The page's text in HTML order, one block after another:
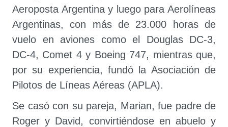
Aeroposta Argentina y luego para Aerolíneas
Argentinas, con más de 23.000 horas de
vuelo en aviones como el Douglas DC-3,
DC-4, Comet 4 y Boeing 747, mientras que,
por su experiencia, fundó la Asociación de
Pilotos de Líneas Aéreas (APLA).
Se casó con su pareja, Marian, fue padre de
Roger y David, convirtiéndose en abuelo y